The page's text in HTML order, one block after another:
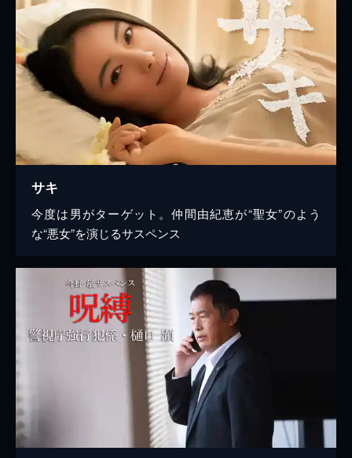
サキ
今度は男がターゲット。仲間由紀恵が“聖女”のよう
な“悪女”を演じるサスペンス